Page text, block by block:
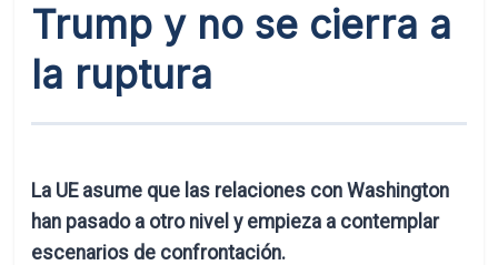
Trump y no se cierra a
la ruptura
La UE asume que las relaciones con Washington
han pasado a otro nivel y empieza a contemplar
escenarios de confrontación.